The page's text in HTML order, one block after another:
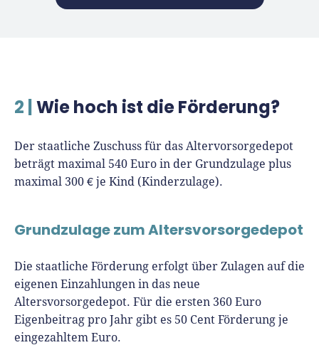
2 |Wie hoch ist die Förderung?
Der staatliche Zuschuss für das Altervorsorgedepot
beträgt maximal 540 Euro in der Grundzulage plus
maximal 300 € je Kind (Kinderzulage).
Grundzulage zum Altersvorsorgedepot
Die staatliche Förderung erfolgt über Zulagen auf die
eigenen Einzahlungen in das neue
Altersvorsorgedepot. Für die ersten 360 Euro
Eigenbeitrag pro Jahr gibt es 50 Cent Förderung je
eingezahltem Euro.